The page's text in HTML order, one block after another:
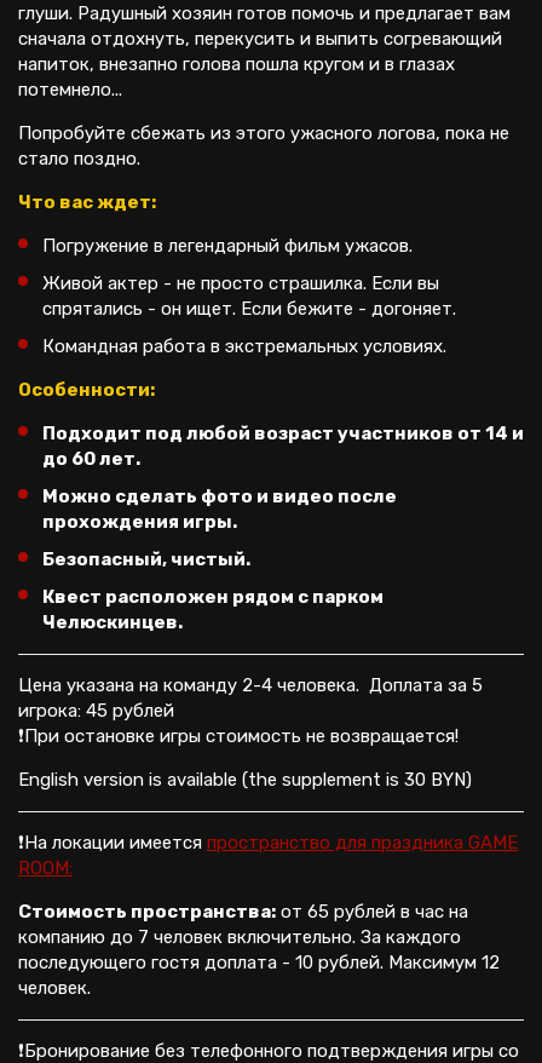
глуши. Радушный хозяин готов помочь и предлагает вам
сначала отдохнуть, перекусить и выпить согревающий
напиток, внезапно голова пошла кругом и в глазах
потемнело...
Попробуйте сбежать из этого ужасного логова, пока не
стало поздно.
Что вас ждет:
Погружение в легендарный фильм ужасов.
Живой актер - не просто страшилка. Если вы
спрятались - он ищет. Если бежите - догоняет.
Командная работа в экстремальных условиях.
Особенности:
Подходит под любой возраст участников от 14 и
до 60 лет.
Можно сделать фото и видео после
прохождения игры.
Безопасный, чистый.
Квест расположен рядом с парком
Челюскинцев.
Цена указана на команду 2-4 человека. Доплата за 5
игрока: 45 рублей
❗При остановке игры стоимость не возвращается!
English version is available (the supplement is 30 BYN)
❗На локации имеется пространство для праздника GAME
ROOM:
Стоимость пространства: от 65 рублей в час на
компанию до 7 человек включительно. За каждого
последующего гостя доплата - 10 рублей. Максимум 12
человек.
❗Бронирование без телефонного подтверждения игры со